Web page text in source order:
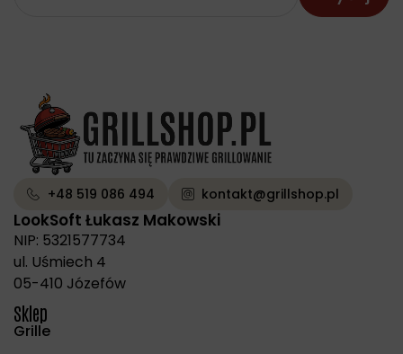
+48 519 086 494 kontakt@grillshop.pl
LookSoft Łukasz Makowski
NIP: 5321577734
ul. Uśmiech 4
05-410 Józefów
Sklep
Grille